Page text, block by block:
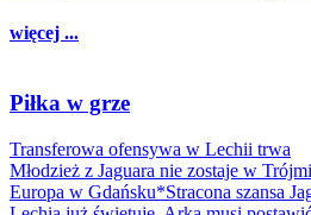
więcej ...
Piłka w grze
Transferowa ofensywa w Lechii trwa
Młodzież z Jaguara nie zostaje w
Europa w Gdańsku*Stracona szansa